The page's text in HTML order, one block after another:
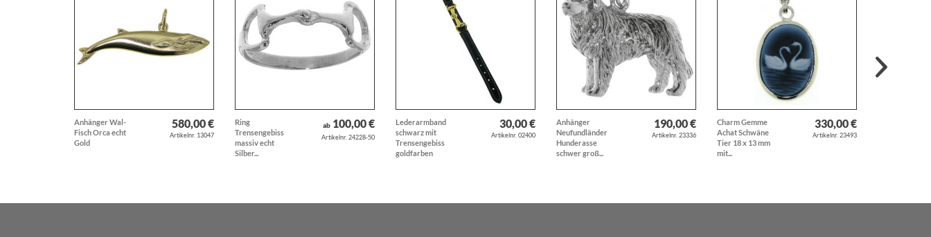
Anhänger Wal-
Fisch Orca echt
Gold
580,00 €
Artikelnr. 13047
Ring
Trensengebiss
massiv echt
Silber...
ab 100,00 €
Artikelnr. 24228-50
Lederarmband
schwarz mit
Trensengebiss
goldfarben
30,00 €
Artikelnr. 02400
Anhänger
Neufundländer
Hunderasse
schwer groß...
190,00 €
Artikelnr. 23336
Charm Gemme
Achat Schwäne
Tier 18 x 13 mm
mit...
330,00 €
Artikelnr. 23493